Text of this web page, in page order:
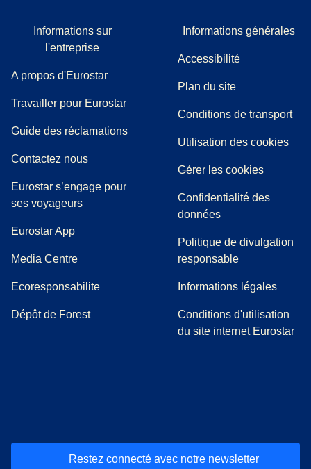
Informations sur
l'entreprise
A propos d'Eurostar
Travailler pour Eurostar
Guide des réclamations((
Contactez nous
Eurostar s’engage pour
ses voyageurs
Eurostar App
Media Centre( Ouvre un nouvel onglet)
Ecoresponsabilite
Dépôt de Forest
Informations générales
Accessibilité
Plan du site
Conditions de transport
Utilisation des cookies
Gérer les cookies
Confidentialité des
données
Politique de divulgation
responsable
Informations légales
Conditions d'utilisation
du site internet Eurostar
Restez connecté avec notre newsletter